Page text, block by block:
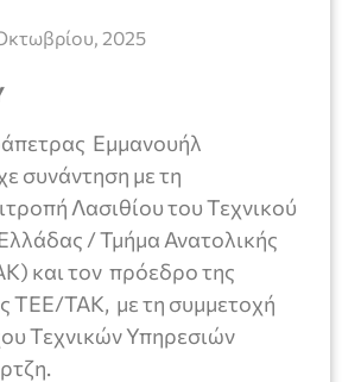
2025
Εμμανουήλ
συνάντηση με τη
Λασιθίου του Τεχνικού
/ Τμήμα Ανατολικής
και τον πρόεδρο της
ΤΕΕ/ΤΑΚ, με τη συμμετοχή
Τεχνικών Υπηρεσιών